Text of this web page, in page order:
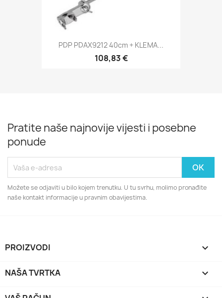
PDP PDAX9212 40cm + KLEMA...
108,83 €
Pratite naše najnovije vijesti i posebne
ponude
Možete se odjaviti u bilo kojem trenutku. U tu svrhu, molimo pronađite
naše kontakt informacije u pravnim obavijestima.
PROIZVODI 
NAŠA TVRTKA 